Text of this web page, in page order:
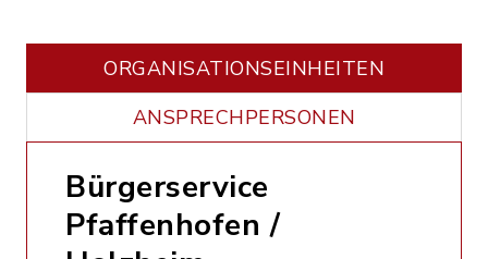
ORGANISATIONS­EINHEITEN
ANSPRECHPERSONEN
Bürgerservice
Pfaffenhofen /